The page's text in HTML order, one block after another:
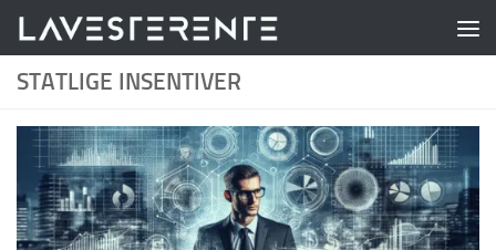
Skip to content
STATLIGE INSENTIVER